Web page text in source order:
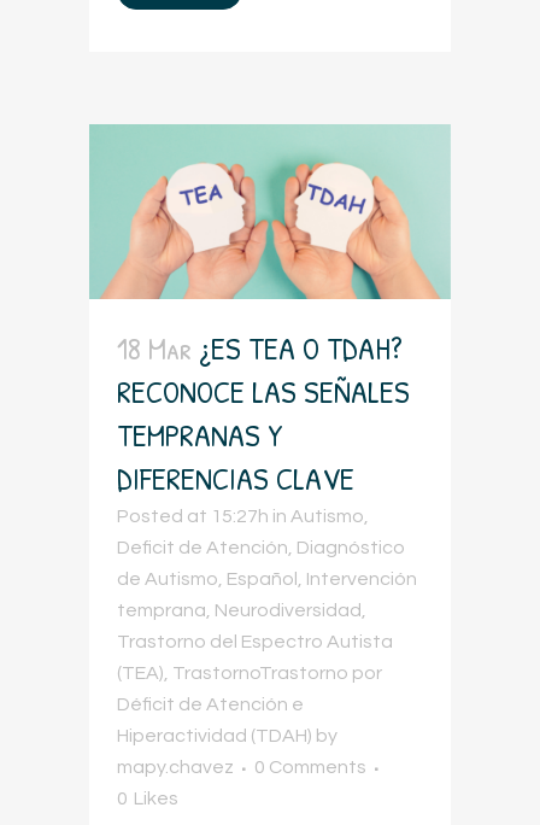
18 Mar ¿ES TEA O TDAH?
RECONOCE LAS SEÑALES
TEMPRANAS Y
DIFERENCIAS CLAVE
Posted at 15:27h in Autismo,
Deficit de Atención, Diagnóstico
de Autismo, Español , Intervención
temprana, Neurodiversidad,
Trastorno del Espectro Autista
(TEA), TrastornoTrastorno por
Déficit de Atención e
Hiperactividad (TDAH) by
mapy.chavez
0 Comments
0 Likes